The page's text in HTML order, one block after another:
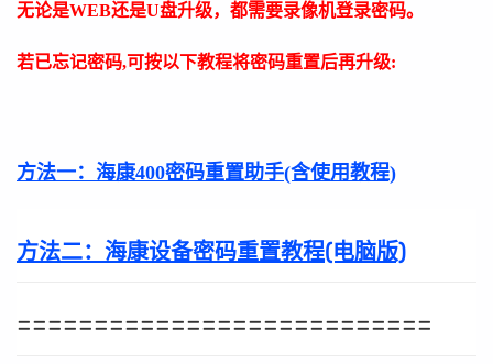
无论是WEB还是U盘升级，都需要录像机登录密码。
若已忘记密码,可按以下教程将密码重置后再升级:
方法一： 海康400密码重置助手(含使用教程)
方法二： 海康设备密码重置教程(电脑版)
===========================